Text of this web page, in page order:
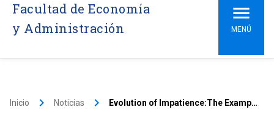
Facultad de Economía
y Administración
MENÚ
Inicio keyboard_arrow_right Noticias keyboard_arrow_right Evolution of Impatience:The Example of the Farmer-Sheriff Game